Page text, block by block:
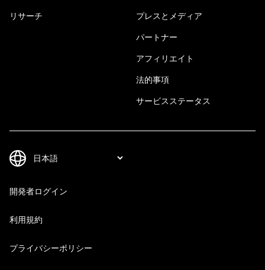
リサーチ プレスとメディア
パートナー
アフィリエイト
法的事項
サービスステータス
開発者ログイン
利用規約
プライバシーポリシー